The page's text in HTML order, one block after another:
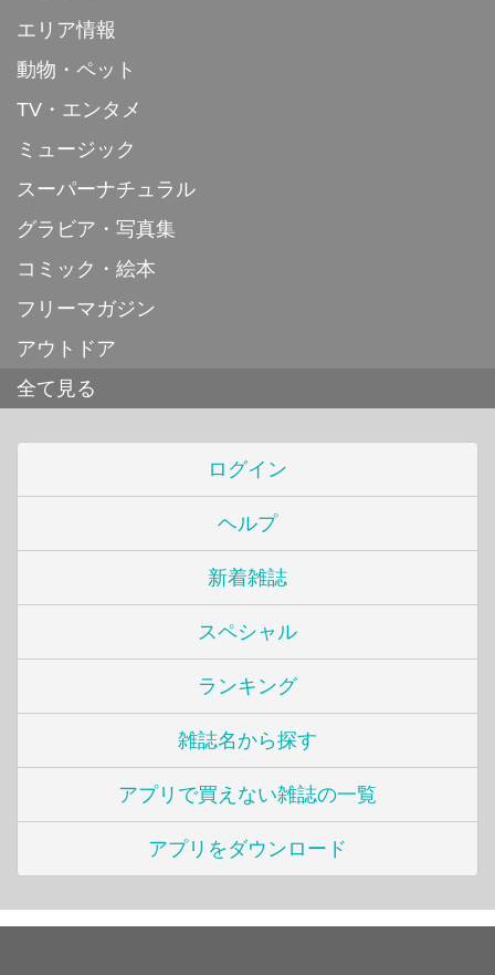
エリア情報
動物・ペット
TV・エンタメ
ミュージック
スーパーナチュラル
グラビア・写真集
コミック・絵本
フリーマガジン
アウトドア
全て見る
ログイン
ヘルプ
新着雑誌
スペシャル
ランキング
雑誌名から探す
アプリで買えない雑誌の一覧
アプリをダウンロード